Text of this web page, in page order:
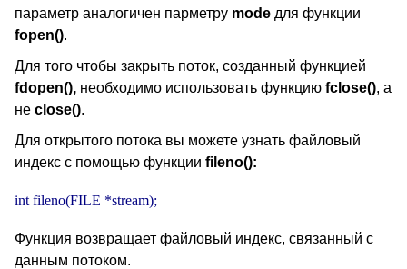
параметр аналогичен парметру mode для функции
fopen().
Для того чтобы закрыть поток, созданный функцией
fdopen(), необходимо использовать функцию fclose(), а
не close().
Для открытого потока вы можете узнать файловый
индекс с помощью функции fileno():
int fileno(FILE *stream);
Функция возвращает файловый индекс, связанный с
данным потоком.